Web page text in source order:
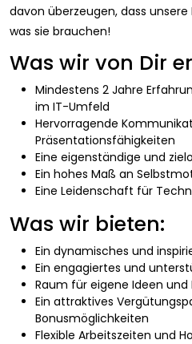
davon überzeugen, dass
was sie brauchen!
Was wir von Dir
Mindestens 2 Jahre
im IT-Umfeld
Hervorragende
Präsentationsfähigkeiten
Eine eigenständige und
Ein hohes Maß an
Eine Leidenschaft für
Was wir bieten:
Ein dynamisches und
Ein engagiertes und
Raum für eigene Ideen und
Ein attraktives
Bonusmöglichkeiten
Flexible Arbeitszeiten und